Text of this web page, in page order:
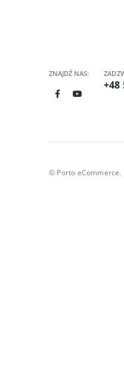
ZNAJDŹ NAS:
+48
© Porto eCommerce.